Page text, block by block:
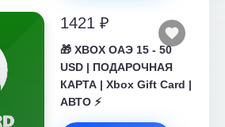
1421 ₽
🎁 XBOX ОАЭ 15 - 50
USD | ПОДАРОЧНАЯ
КАРТА | Xbox Gift Card |
АВТО ⚡